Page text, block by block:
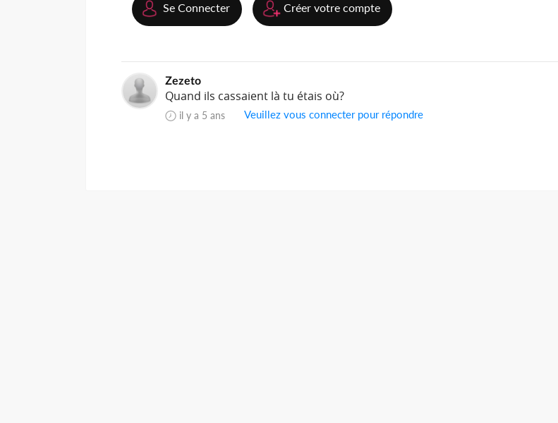
Se Connecter Créer votre compte
Zezeto
Quand ils cassaient là tu étais où?
il y a 5 ans Veuillez vous connecter pour répondre